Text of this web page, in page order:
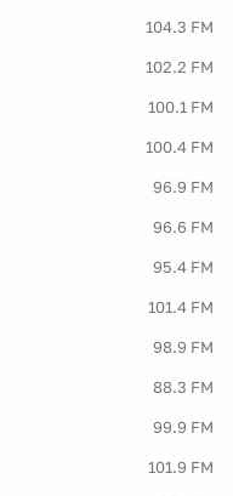
104.3 FM
102.2 FM
100.1 FM
100.4 FM
96.9 FM
96.6 FM
95.4 FM
101.4 FM
98.9 FM
88.3 FM
99.9 FM
101.9 FM